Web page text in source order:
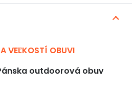
VEĽKOSTÍ OBUVI
Pánska outdoorová obuv